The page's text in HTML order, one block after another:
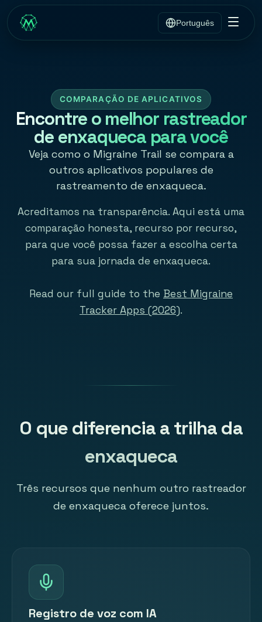
Português
COMPARAÇÃO DE APLICATIVOS
Encontre o melhor rastreador
de enxaqueca para você
Veja como o Migraine Trail se compara a
outros aplicativos populares de
rastreamento de enxaqueca.
Acreditamos na transparência. Aqui está uma
comparação honesta, recurso por recurso,
para que você possa fazer a escolha certa
para sua jornada de enxaqueca.
Read our full guide to the Best Migraine
Tracker Apps (2026).
O que diferencia a trilha da
enxaqueca
Três recursos que nenhum outro rastreador
de enxaqueca oferece juntos.
Registro de voz com IA